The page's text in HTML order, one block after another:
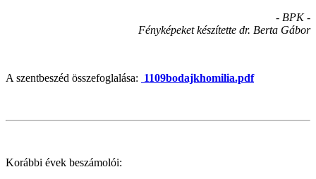
- BPK -
Fényképeket készítette dr. Berta Gábor
A szentbeszéd összefoglalása: 1109bodajkhomilia.pdf
Korábbi évek beszámolói: